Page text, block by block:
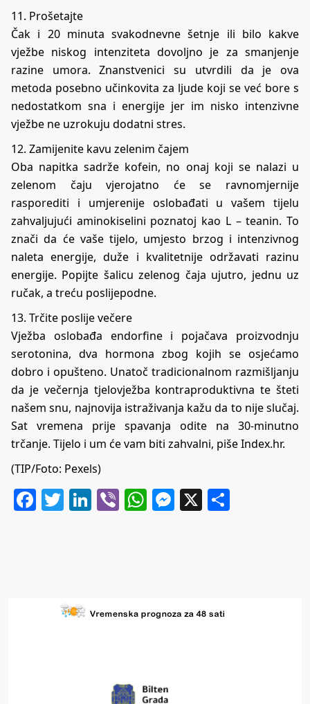
11. Prošetajte
Čak i 20 minuta svakodnevne šetnje ili bilo kakve
vježbe niskog intenziteta dovoljno je za smanjenje
razine umora. Znanstvenici su utvrdili da je ova
metoda posebno učinkovita za ljude koji se već bore s
nedostatkom sna i energije jer im nisko intenzivne
vježbe ne uzrokuju dodatni stres.
12. Zamijenite kavu zelenim čajem
Oba napitka sadrže kofein, no onaj koji se nalazi u
zelenom čaju vjerojatno će se ravnomjernije
rasporediti i umjerenije oslobađati u vašem tijelu
zahvaljujući aminokiselini poznatoj kao L – teanin. To
znači da će vaše tijelo, umjesto brzog i intenzivnog
naleta energije, duže i kvalitetnije održavati razinu
energije. Popijte šalicu zelenog čaja ujutro, jednu uz
ručak, a treću poslijepodne.
13. Trčite poslije večere
Vježba oslobađa endorfine i pojačava proizvodnju
serotonina, dva hormona zbog kojih se osjećamo
dobro i opušteno. Unatoč tradicionalnom razmišljanju
da je večernja tjelovježba kontraproduktivna te šteti
našem snu, najnovija istraživanja kažu da to nije slučaj.
Sat vremena prije spavanja odite na 30-minutno
trčanje. Tijelo i um će vam biti zahvalni, pišeIndex.hr.
(TIP/Foto: Pexels)
Facebook
Twitter
LinkedIn
ViberWhatsApp
Messenger
X